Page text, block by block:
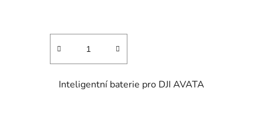
Inteligentní baterie pro DJI AVATA